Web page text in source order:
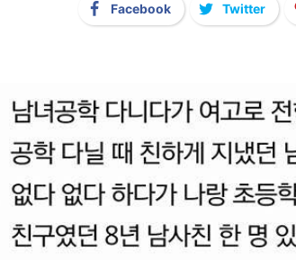
Facebook Twitter